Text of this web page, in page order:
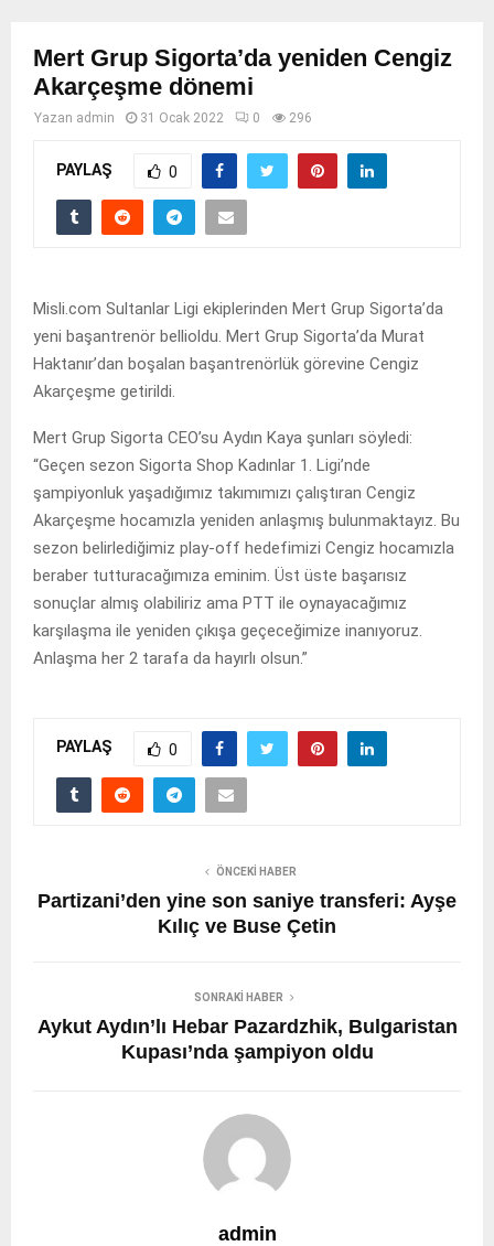
Mert Grup Sigorta’da yeniden Cengiz
Akarçeşme dönemi
Yazan admin 31 Ocak 2022 0 296
PAYLAŞ 0
Misli.com Sultanlar Ligi ekiplerinden Mert Grup Sigorta’da
yeni başantrenör bellioldu. Mert Grup Sigorta’da Murat
Haktanır’dan boşalan başantrenörlük görevine Cengiz
Akarçeşme getirildi.
Mert Grup Sigorta CEO’su Aydın Kaya şunları söyledi:
“Geçen sezon Sigorta Shop Kadınlar 1. Ligi’nde
şampiyonluk yaşadığımız takımımızı çalıştıran Cengiz
Akarçeşme hocamızla yeniden anlaşmış bulunmaktayız. Bu
sezon belirlediğimiz play-off hedefimizi Cengiz hocamızla
beraber tutturacağımıza eminim. Üst üste başarısız
sonuçlar almış olabiliriz ama PTT ile oynayacağımız
karşılaşma ile yeniden çıkışa geçeceğimize inanıyoruz.
Anlaşma her 2 tarafa da hayırlı olsun.”
PAYLAŞ 0
ÖNCEKI HABER
Partizani’den yine son saniye transferi: Ayşe
Kılıç ve Buse Çetin
SONRAKI HABER
Aykut Aydın’lı Hebar Pazardzhik, Bulgaristan
Kupası’nda şampiyon oldu
admin